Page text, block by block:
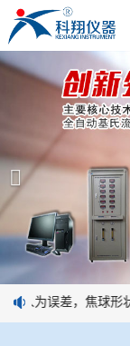
在线买
在线买世界杯平台
产品展示
焦炭高温性能检测系
焦化行业检测及优化
球团矿/烧结矿/块矿
烧结/球团优化配矿
公司简介
在线买世界杯平台
企业业绩
技术交流
人为误差，焦球形